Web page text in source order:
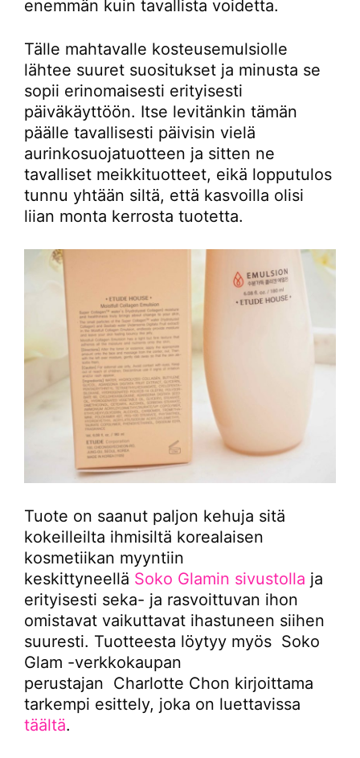
enemmän kuin tavallista voidetta.
Tälle mahtavalle kosteusemulsiolle
lähtee suuret suositukset ja minusta se
sopii erinomaisesti erityisesti
päiväkäyttöön. Itse levitänkin tämän
päälle tavallisesti päivisin vielä
aurinkosuojatuotteen ja sitten ne
tavalliset meikkituotteet, eikä lopputulos
tunnu yhtään siltä, että kasvoilla olisi
liian monta kerrosta tuotetta.
Tuote on saanut paljon kehuja sitä
kokeilleilta ihmisiltä korealaisen
kosmetiikan myyntiin
keskittyneellä Soko Glamin sivustolla ja
erityisesti seka- ja rasvoittuvan ihon
omistavat vaikuttavat ihastuneen siihen
suuresti. Tuotteesta löytyy myös Soko
Glam -verkkokaupan
perustajan Charlotte Chon kirjoittama
tarkempi esittely, joka on luettavissa
täältä.